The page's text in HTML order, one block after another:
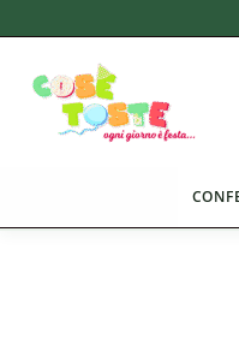
al
contenuto